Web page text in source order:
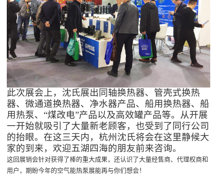
此次展会上，沈氏展出同轴换热器、管壳式换热
器、微通道换热器、净水器产品、船用换热器、船
用热泵、 “煤改电”产品以及高效罐产品等。从开展
一开始就吸引了大量新老顾客，也受到了同行公司
的抬眼。在这三天内，杭州沈氏将会在这里静候大
家的到来，欢迎五湖四海的朋友前来咨询。
这回展销会针对获得了棒的重大成果，还认识了大量经售商、代理权商和
用户，期盼今年的空气能热泵展能再与你们想会！